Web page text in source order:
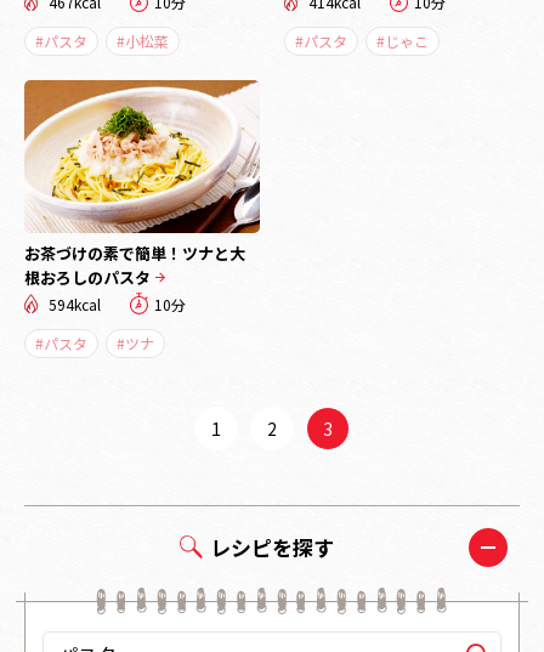
#パスタ
#小松菜
#パスタ
#じゃこ
お茶づけの素で簡単！ツナと大
根おろしのパスタ
594kcal
10分
#パスタ
#ツナ
1 2 3
レシピを探す